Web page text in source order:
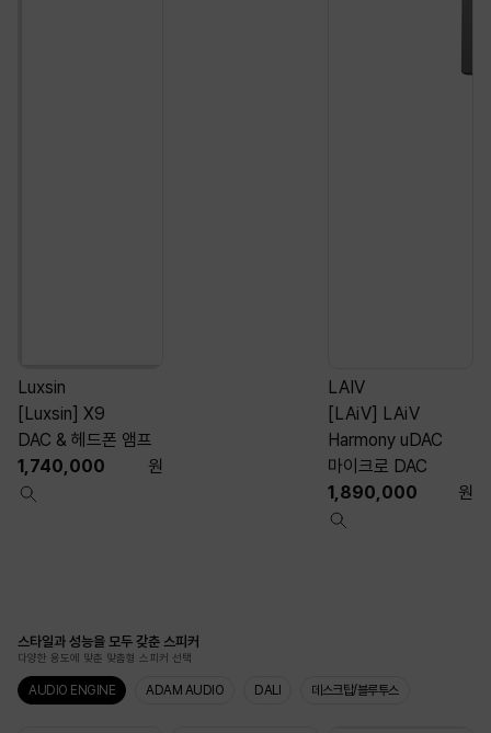
Luxsin
[Luxsin] X9
DAC & 헤드폰 앰프
1,740,000
원
LAIV
[LAiV] LAiV
Harmony uDAC
마이크로 DAC
1,890,000
원
스타일과 성능을 모두 갖춘 스피커
다양한 용도에 맞춘 맞춤형 스피커 선택
AUDIO ENGINE ADAM AUDIO DALI 데스크탑/블루투스